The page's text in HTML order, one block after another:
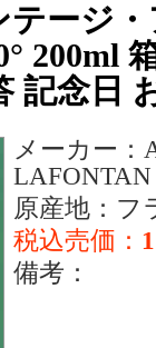
ージ
200ml
記念
メーカー：
LAFONTAN
原産地：フ
税込売価：
備考：